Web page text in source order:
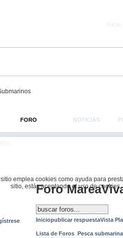
sitio emplea cookies como ayuda para
sitio, estás aceptando el uso de cookies.
FORO NOTICIAS
Foro
Iniciopublicar respuestaVista
Lista de Foros Pesca